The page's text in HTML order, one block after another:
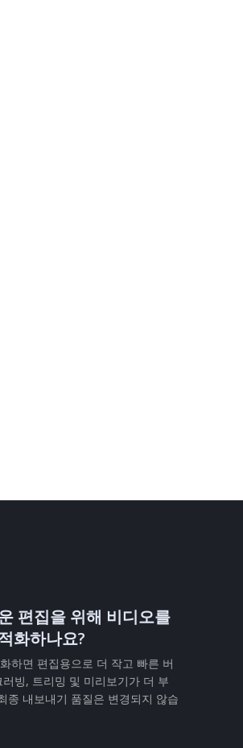
편집을 위해 비디오를
화하나요?
하면 편집용으로 더 작고 빠른 버
빙, 트리밍 및 미리보기가 더 부
종 내보내기 품질은 변경되지 않습